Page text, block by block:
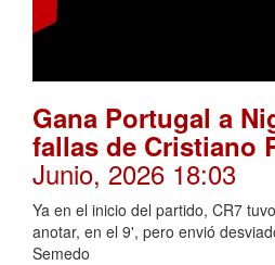
Gana Portugal a
fallas de Cristiano
Junio, 2026 18:03
Ya en el inicio del partido, CR7
anotar, en el 9', pero envió
Semedo